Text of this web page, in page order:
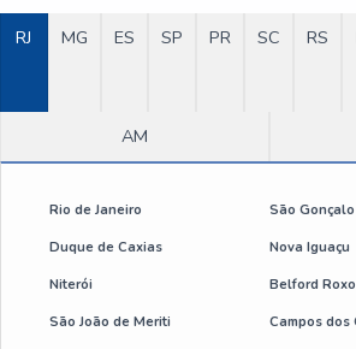
RJ MG ES SP PR SC RS
AM
Rio de Janeiro São Gonçalo
Duque de Caxias Nova Iguaçu
Niterói Belford Roxo
São João de Meriti Campos dos